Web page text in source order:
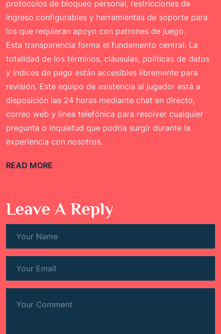
protocolos de bloqueo personal, restricciones de
ingreso configurables y herramientas de soporte para
los que requieran apoyo con patrones de juego.
Esta transparencia forma el fundamento central. La
totalidad de los términos, cláusulas, políticas de datos
y índices de pago están accesibles libremente para
revisión. Este equipo de asistencia al jugador está a
disposición las 24 horas mediante chat en directo,
correo web y línea telefónica para resolver cualquier
pregunta o inquietud que podría surgir durante la
experiencia con nosotros.
READ MORE
Leave A Reply